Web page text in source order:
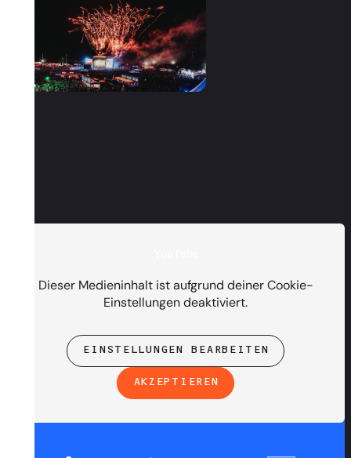
Dieser Medieninhalt ist aufgrund deiner Cookie-
Einstellungen deaktiviert.
EINSTELLUNGEN BEARBEITEN
AKZEPTIEREN